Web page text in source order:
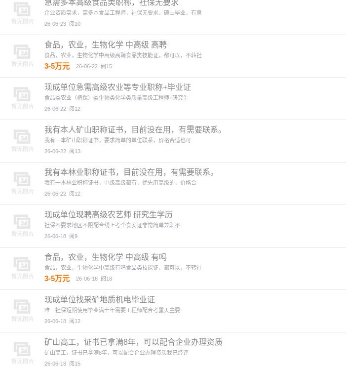
急需多本高级食品类职称，社保无要求
企业资质需求，需多本食品工程师，社保无要求，硕士毕业，有意
26-06-23 阅10
食品，农业，生物化学 中高级 高聘
食品，农业，生物化学中高级高聘食品类技能证，都可以，不转社
3-5万元 26-06-22 阅15
现成单位急需高级农业等专业职称+毕业证
食品类农业（植保）类生物类化学类质量高级工程师+研究生
26-06-22 阅12
我有本人矿山职称证书，目前没在用，有需要联系。
我有一本矿山职称证书，要求简单的单位联系，价格合适也可
26-06-22 阅13
我有本林业职称证书，目前没在用，有需要联系。
我有一本林业职称证书，中级高级都有，优先用高级的，价格合
26-06-22 阅12
现成单位现聘高级农艺师 研究生学历
社保不要求地区不限配合线上考个食安证非常简单兼职不
26-06-18 阅9
食品，农业，生物化学 中高级 有吗
食品，农业，生物化学中高级有吗食品类技能证，都可以，不转社
3-5万元 26-06-18 阅18
现成单位找采矿地质机电毕业证
唯一社保短期使用毕业满十年需要工程师配合考露天主要
26-06-18 阅12
矿山高工，证书已拿满8年，可以配合企业办理资质
矿山高工，证书已拿满8年，可以配合企业办理资质我已经评
26-06-18 阅15